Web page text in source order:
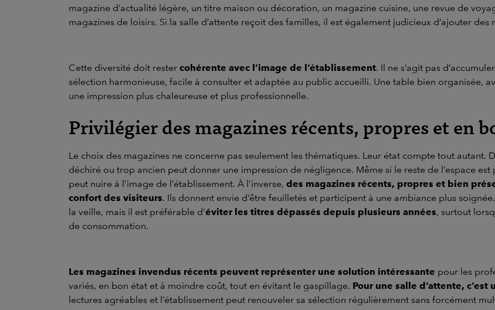
magazine d’actualité légère, un titre maison ou décoration, un magazine cuisine, une revue de
magazines de loisirs. Si la salle d’attente reçoit des familles, il est également judicieux d’ajouter des
Cette diversité doit rester cohérente avec l’image de l’établissement. Il ne s’agit pas
sélection harmonieuse, facile à consulter et adaptée au public accueilli. Une table bien organisée,
une impression plus chaleureuse et plus professionnelle.
Privilégier des magazines récents, propres et en
Le choix des magazines ne concerne pas seulement les thématiques. Leur état compte tout autant.
déchiré ou trop ancien peut donner une impression de négligence. Même si le reste de l’espace
peut nuire à l’image de l’établissement. À l’inverse, des magazines récents, propres et bien
confort des visiteurs. Ils donnent envie d’être feuilletés et participent à une ambiance plus
la veille, mais il est préférable d’éviter les titres dépassés depuis plusieurs années, surtout
de consommation.
Les magazines invendus récents peuvent représenter une solution intéressante pour les
variés, en bon état et à moindre coût, tout en évitant le gaspillage. Pour une salle d’attente, c’est
lectures agréables et l’établissement peut renouveler sa sélection régulièrement sans forcément